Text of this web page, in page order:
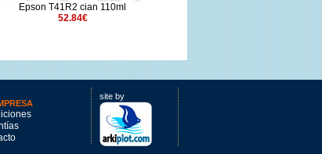
Epson T50M8 negro mate
700ml
site by